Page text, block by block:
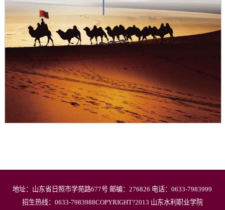
地址：山东省日照市学苑路677号 邮编：276826 电话：0633-7983999
招生热线：0633-7983988COPYRIGHT?2013 山东水利职业学院